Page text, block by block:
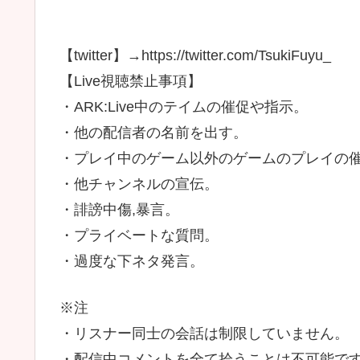
【twitter】→https://twitter.com/TsukiFuyu_
【Live視聴禁止事項】
・ARK:Live中のテイムの催促や指示。
・他の配信者の名前を出す。
・プレイ中のゲーム以外のゲームのプレイの催
・他チャンネルの宣伝。
・誹謗中傷,暴言。
・プライベートな質問。
・過度な下ネタ発言。
※注
・リスナー同士の会話は制限していません。